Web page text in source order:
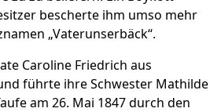
bescherte ihm umso mehr
„Vaterunserbäck“.
Caroline Friedrich aus
führte ihre Schwester Mathilde
am 26. Mai 1847 durch den